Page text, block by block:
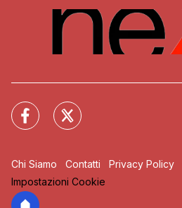
Chi Siamo Contatti Privacy Policy
Impostazioni Cookie